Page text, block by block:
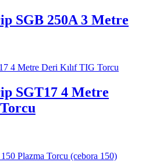
SGB 250A 3 Metre
SGT17 4 Metre